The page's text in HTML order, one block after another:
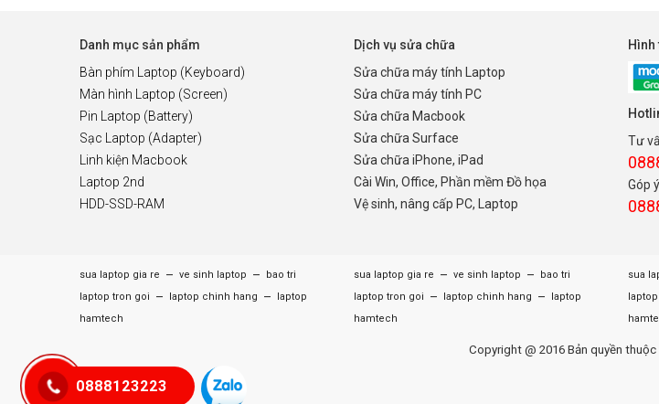
Danh mục sản phẩm
Bàn phím Laptop (Keyboard)
Màn hình Laptop (Screen)
Pin Laptop (Battery)
Sạc Laptop (Adapter)
Linh kiện Macbook
Laptop 2nd
HDD-SSD-RAM
Dịch vụ sửa chữa
Sửa chữa máy tính Laptop
Sửa chữa máy tính PC
Sửa chữa Macbook
Sửa chữa Surface
Sửa chữa iPhone, iPad
Cài Win, Office, Phần mềm Đồ họa
Vệ sinh, nâng cấp PC, Laptop
Hình
Tư
Góp ý
sua laptop gia re – ve sinh laptop –
bao tri
laptop tron goi
– laptop chinh hang –
laptop
hamtech
sua laptop gia re – ve sinh laptop –
bao tri
laptop tron goi
– laptop chinh hang –
laptop
hamtech
sua
Copyright @ 2016 Bản quyền thuộc
0888123223